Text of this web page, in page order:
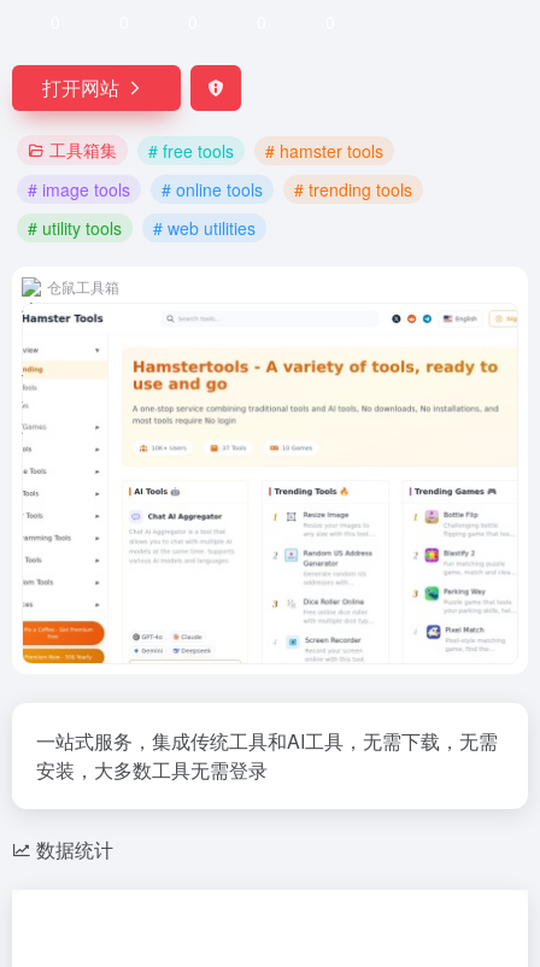
打开网站
工具箱集 # free tools
# hamster tools
# image tools
# online tools
# trending tools
# utility tools
# web utilities
仓鼠工具箱
一站式服务，集成传统工具和AI工具，无需下载，无需
安装，大多数工具无需登录
数据统计